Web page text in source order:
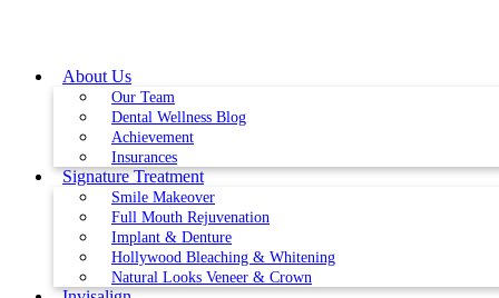
About Us
Our Team
Dental Wellness Blog
Achievement
Insurances
Signature Treatment
Smile Makeover
Full Mouth Rejuvenation
Implant & Denture
Hollywood Bleaching & Whitening
Natural Looks Veneer & Crown